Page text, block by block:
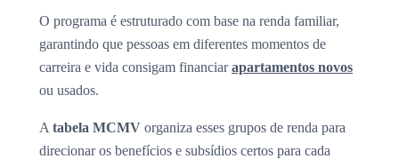
O programa é estruturado com base na renda familiar,
garantindo que pessoas em diferentes momentos de
carreira e vida consigam financiarapartamentos novos
ou usados.
A tabela MCMV organiza esses grupos de renda para
direcionar os benefícios e subsídios certos para cada